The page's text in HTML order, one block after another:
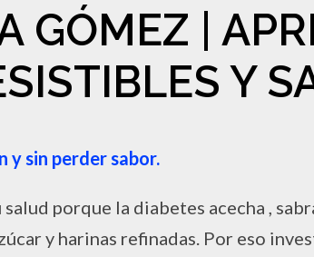
GÓMEZ |
Y
y sin perder sabor.
porque la diabetes acecha ,
y harinas refinadas. Por eso